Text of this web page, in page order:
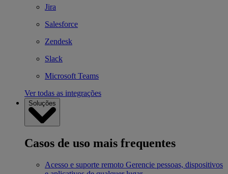
Jira
Salesforce
Zendesk
Slack
Microsoft Teams
Ver todas as integrações
Soluções
Casos de uso mais frequentes
Acesso e suporte remoto Gerencie pessoas, dispositivos